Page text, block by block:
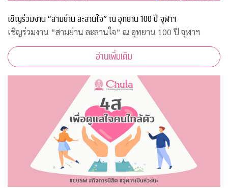
เชิญร่วมงาน “สามย่าน ละลานใจ” ณ อุทยาน 100 ปี จุฬาฯ
เชิญร่วมงาน “สามย่าน ละลานใจ” ณ อุทยาน 100 ปี จุฬาฯ
อ่านเพิ่มเติม